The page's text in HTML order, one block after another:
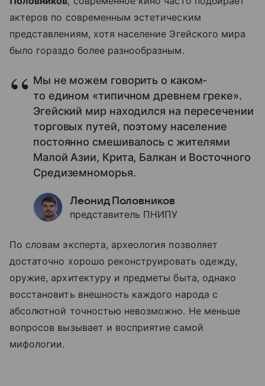
актеров по современным эстетическим
представлениям, хотя население Эгейского мира
было гораздо более разнообразным.
Мы не можем говорить о каком-
то едином «типичном древнем греке».
Эгейский мир находился на пересечении
торговых путей, поэтому население
постоянно смешивалось с жителями
Малой Азии, Крита, Балкан и Восточного
Средиземноморья.
Леонид Половников
представитель ПНИПУ
По словам эксперта, археология позволяет
достаточно хорошо реконструировать одежду,
оружие, архитектуру и предметы быта, однако
восстановить внешность каждого народа с
абсолютной точностью невозможно. Не меньше
вопросов вызывает и восприятие самой
мифологии.